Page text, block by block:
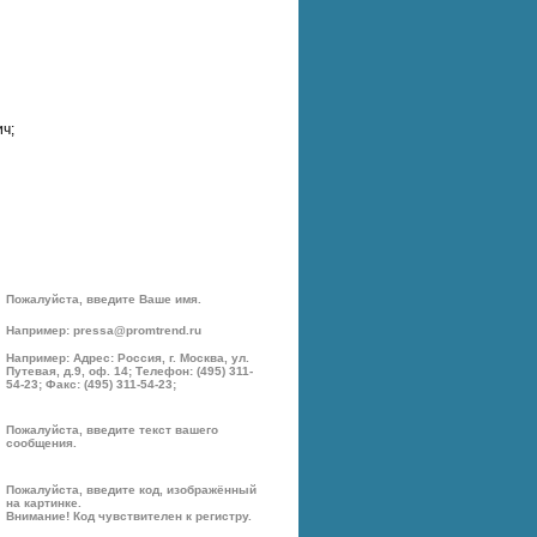
Пожалуйста, введите Ваше имя.
Например: pressa@promtrend.ru
Например: Адрес: Россия, г. Москва, ул.
Путевая, д.9, оф. 14; Телефон: (495) 311-
54-23; Факс: (495) 311-54-23;
Пожалуйста, введите текст вашего
сообщения.
Пожалуйста, введите код, изображённый
на картинке.
Внимание! Код чувствителен к регистру.